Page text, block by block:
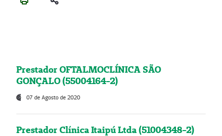
Prestador OFTALMOCLÍNICA SÃO
GONÇALO (55004164-2)
07 de Agosto de 2020
Prestador Clínica Itaipú Ltda (51004348-2)